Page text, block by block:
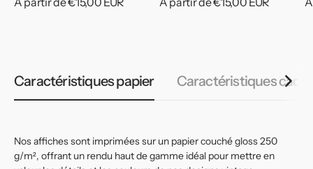
Caractéristiques papier Caractéristiques cadre
Nos affiches sont imprimées sur un papier couché gloss 250
g/m², offrant un rendu haut de gamme idéal pour mettre en